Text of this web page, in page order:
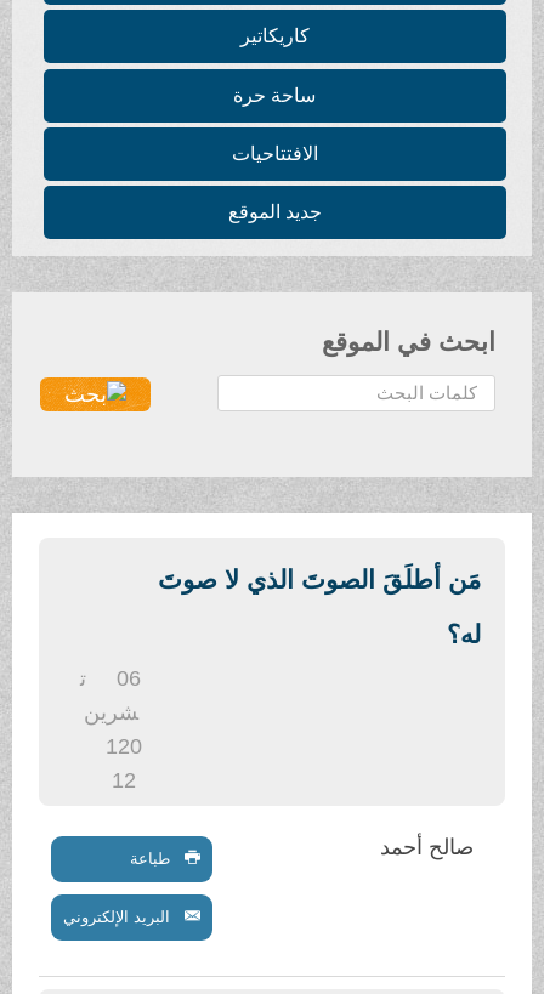
كاريكاتير
ساحة حرة
الافتتاحيات
جديد الموقع
ابحث في الموقع
ح
ث
مَن أطلَقَ الصوتَ الذي لا صوتَ
له؟
شرين
120
صالح أحمد طباعة
البريد الإلكتروني